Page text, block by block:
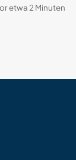
2 Minuten